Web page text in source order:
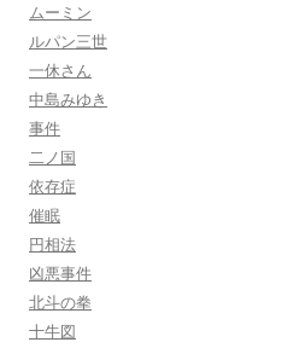
ムーミン
ルパン三世
一休さん
中島みゆき
事件
二ノ国
依存症
催眠
円相法
凶悪事件
北斗の拳
十牛図